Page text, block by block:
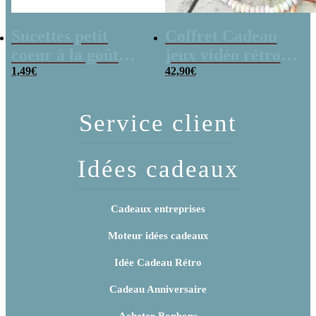
cerise x5
1,49€
(avec sa console de
42,90€
Service client
Idées cadeaux
Cadeaux entreprises
Moteur idées cadeaux
Idée Cadeau Rétro
Cadeau Anniversaire